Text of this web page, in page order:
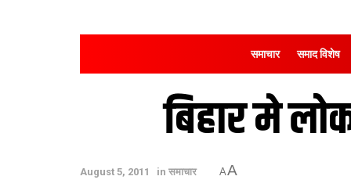
समाचार समाद विशेष
बिहार मे
August 5, 2011 in समाचार AA